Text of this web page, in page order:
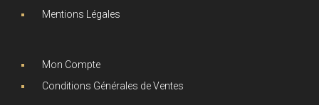
Mentions Légales
Mon Compte
Conditions Générales de Ventes